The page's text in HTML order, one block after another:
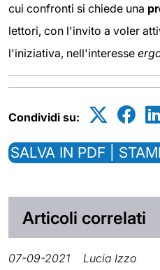
cui confronti si chiede una
lettori, con l'invito a voler
l'iniziativa, nell'interesse
Condividi su:
SALVA IN PDF |
Articoli correlati
07-09-2021 Lucia Izzo